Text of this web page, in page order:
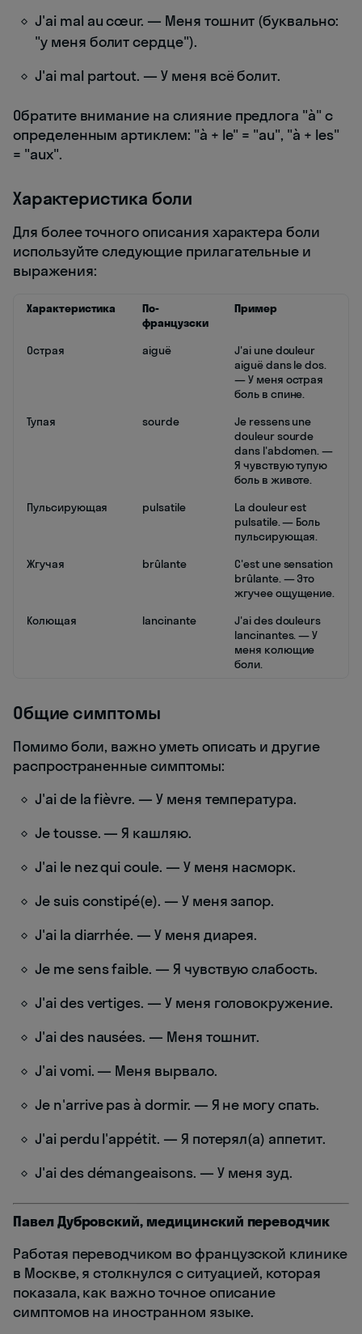
J'ai mal au cœur. — Меня тошнит (буквально:
"у меня болит сердце").
J'ai mal partout. — У меня всё болит.
Обратите внимание на слияние предлога "à" с
определенным артиклем: "à + le" = "au", "à + les"
= "aux".
Характеристика боли
Для более точного описания характера боли
используйте следующие прилагательные и
выражения:
Характеристика
По-
французски
Пример
Острая aiguë
J'ai une douleur
aiguë dans le dos.
— У меня острая
боль в спине.
Тупая
sourde
Je ressens une
douleur sourde
dans l'abdomen. —
Я чувствую тупую
боль в животе.
Пульсирующая
pulsatile
La douleur est
pulsatile. — Боль
пульсирующая.
Жгучая
brûlante
C'est une sensation
brûlante. — Это
жгучее ощущение.
Колющая
lancinante
J'ai des douleurs
lancinantes. — У
меня колющие
боли.
Общие симптомы
Помимо боли, важно уметь описать и другие
распространенные симптомы:
J'ai de la fièvre. — У меня температура.
Je tousse. — Я кашляю.
J'ai le nez qui coule. — У меня насморк.
Je suis constipé(e). — У меня запор.
J'ai la diarrhée. — У меня диарея.
Je me sens faible. — Я чувствую слабость.
J'ai des vertiges. — У меня головокружение.
J'ai des nausées. — Меня тошнит.
J'ai vomi. — Меня вырвало.
Je n'arrive pas à dormir. — Я не могу спать.
J'ai perdu l'appétit. — Я потерял(а) аппетит.
J'ai des démangeaisons. — У меня зуд.
Павел Дубровский, медицинский переводчик
Работая переводчиком во французской клинике
в Москве, я столкнулся с ситуацией, которая
показала, как важно точное описание
симптомов на иностранном языке.